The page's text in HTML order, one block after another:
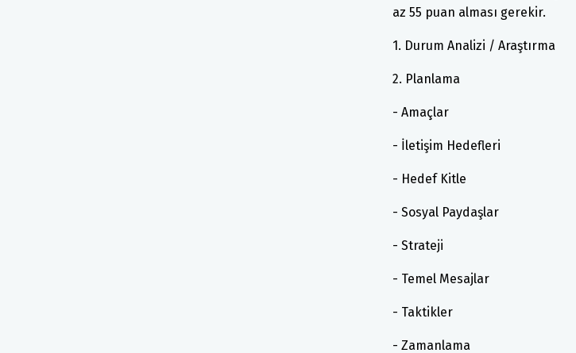
az 55 puan alması gerekir.
1. Durum Analizi / Araştırma
2. Planlama
- Amaçlar
- İletişim Hedefleri
- Hedef Kitle
- Sosyal Paydaşlar
- Strateji
- Temel Mesajlar
- Taktikler
- Zamanlama